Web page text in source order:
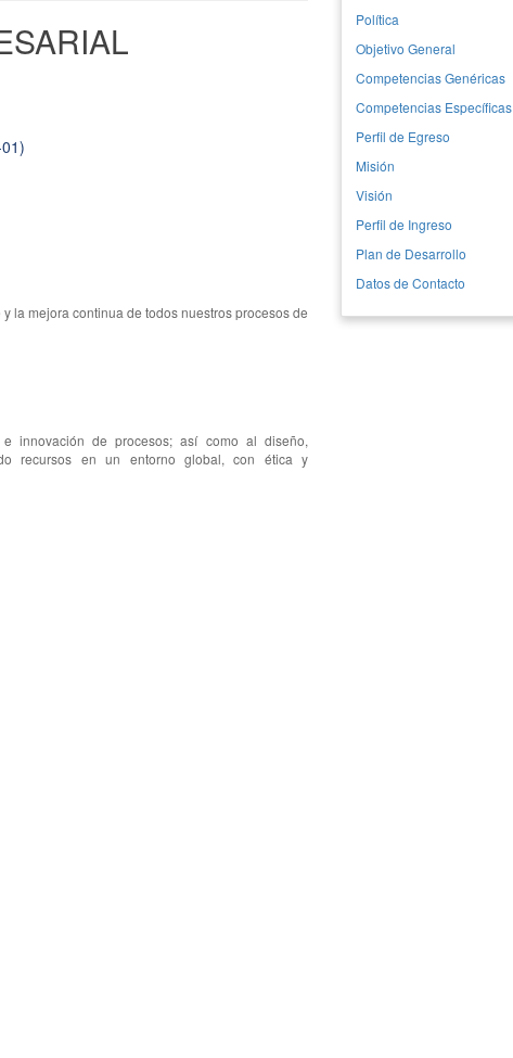
la mejora continua de todos nuestros procesos de
innovación de procesos; así como al diseño,
recursos en un entorno global, con ética y
Política
Objetivo General
Competencias Genéricas
Competencias Específicas
Perfil de Egreso
Misión
Visión
Perfil de Ingreso
Plan de Desarrollo
Datos de Contacto